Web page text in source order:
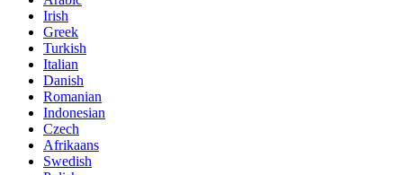
Irish
Greek
Turkish
Italian
Danish
Romanian
Indonesian
Czech
Afrikaans
Swedish